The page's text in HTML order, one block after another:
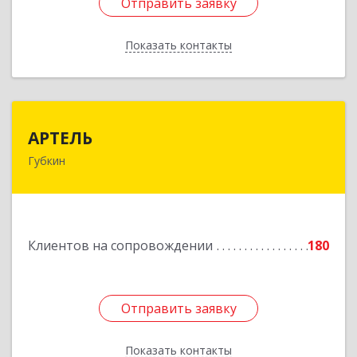
Показать контакты
Назад
АРТЕЛЬ
Губкин
Клиентов на сопровождении 180
Отправить заявку
Показать контакты
309181, Белгородская обл, Губкинский р-н,
Отправить заявку
Назад